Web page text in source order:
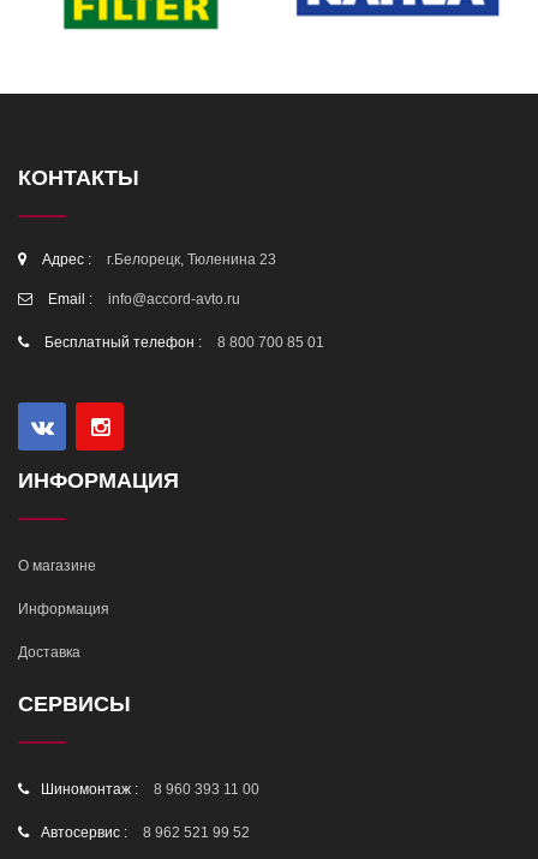
КОНТАКТЫ
Адрес : г.Белорецк, Тюленина 23
Email : info@accord-avto.ru
Бесплатный телефон : 8 800 700 85 01
ИНФОРМАЦИЯ
О магазине
Информация
Доставка
СЕРВИСЫ
Шиномонтаж : 8 960 393 11 00
Автосервис : 8 962 521 99 52